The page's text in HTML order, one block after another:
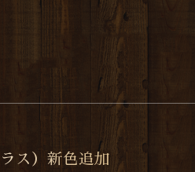
ス）新色追加